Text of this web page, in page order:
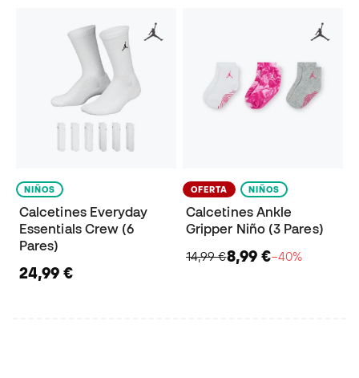
NIÑOS
Calcetines Everyday
Essentials Crew (6
Pares)
24,99 €
OFERTA NIÑOS
Calcetines Ankle
Gripper Niño (3 Pares)
14,99 €8,99 €−40%